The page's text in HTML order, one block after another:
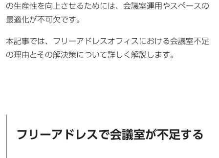
の生産性を向上させるためには、会議室運用やスペースの
最適化が不可欠です。
本記事では、フリーアドレスオフィスにおける会議室不足
の理由とその解決策について詳しく解説します。
フリーアドレスで会議室が不足する